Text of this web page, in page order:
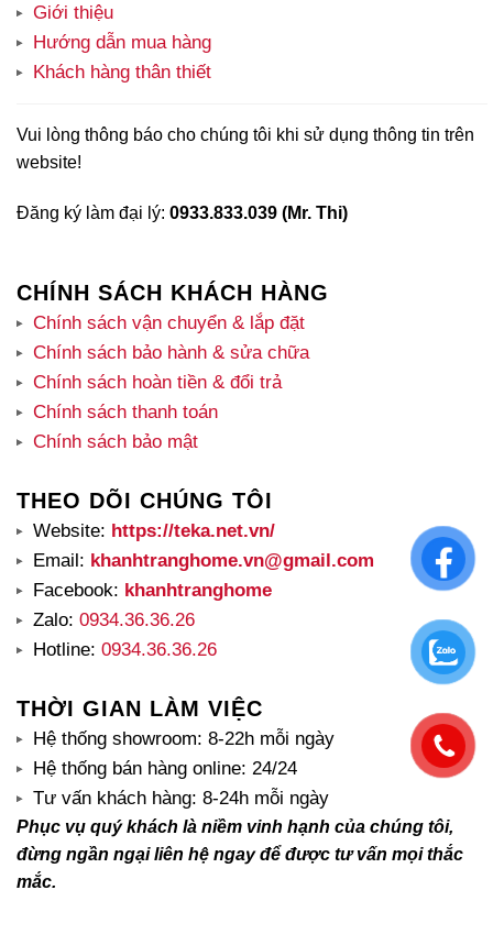
Giới thiệu
Hướng dẫn mua hàng
Khách hàng thân thiết
Vui lòng thông báo cho chúng tôi khi sử dụng thông tin trên
website!
Đăng ký làm đại lý: 0933.833.039 (Mr. Thi)
CHÍNH SÁCH KHÁCH HÀNG
Chính sách vận chuyển & lắp đặt
Chính sách bảo hành & sửa chữa
Chính sách hoàn tiền & đổi trả
Chính sách thanh toán
Chính sách bảo mật
THEO DÕI CHÚNG TÔI
Website: https://teka.net.vn/
Email: khanhtranghome.vn@gmail.com
Facebook: khanhtranghome
Zalo: 0934.36.36.26
Hotline: 0934.36.36.26
THỜI GIAN LÀM VIỆC
Hệ thống showroom: 8-22h mỗi ngày
Hệ thống bán hàng online: 24/24
Tư vấn khách hàng: 8-24h mỗi ngày
Phục vụ quý khách là niềm vinh hạnh của chúng tôi,
đừng ngần ngại liên hệ ngay để được tư vấn mọi thắc
mắc.